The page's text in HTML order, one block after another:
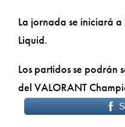
La jornada se iniciará
Liquid.
Los partidos se podrán
del VALORANT